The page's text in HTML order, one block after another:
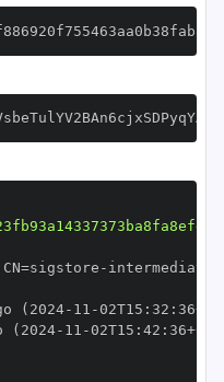
CN=sigstore -
(2024- 11 -02T15 : 32 : 36+00
(2024- 11 -02T15 : 42 : 36+00